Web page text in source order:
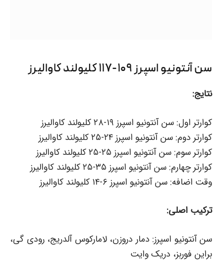
سن آنتونیو اسپرز ۱۰۹-۱۱۷ کلیولند کاوالیرز
نتایج:
کوارتر اول: سن آنتونیو اسپرز ۱۹-۲۸ کلیولند کاوالیرز
کوارتر دوم: سن آنتونیو اسپرز ۲۴-۲۵ کلیولند کاوالیرز
کوارتر سوم: سن آنتونیو اسپرز ۲۵-۲۵ کلیولند کاوالیرز
کوارتر چهارم: سن آنتونیو اسپرز ۳۵-۲۵ کلیولند کاوالیرز
وقت اضافه: سن آنتونیو اسپرز ۶-۱۴ کلیولند کاوالیرز
ترکیب اصلی:
سن آنتونیو اسپرز: دمار دروزن، لامارکوس آلدریج، رودی گی،
براین فوربز، دریک وایت